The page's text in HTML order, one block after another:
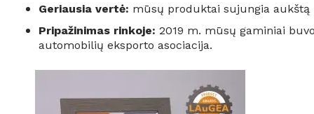
Geriausia vertė: mūsų produktai sujungia aukštą
Pripažinimas rinkoje: 2019 m. mūsų gaminiai
automobilių eksporto asociacija.